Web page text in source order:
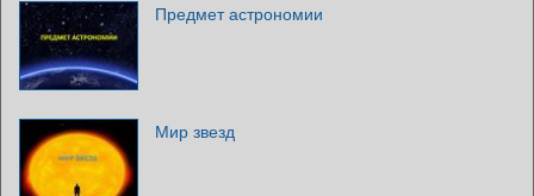
Предмет астрономии
Мир звезд